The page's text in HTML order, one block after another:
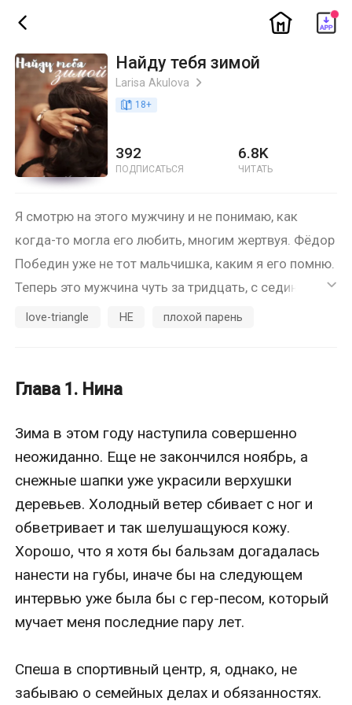
ic_back ic_home
Найду тебя зимой
Larisa Akulova ic_arrow_right
book_age 18+
392
ПОДПИСАТЬСЯ
6.8K
ЧИТАТЬ
Я смотрю на этого мужчину и не понимаю, как
когда-то могла его любить, многим жертвуя. Фёдор
Победин уже не тот мальчишка, каким я его помню.
Теперь это мужчина чуть за тридцать, с сединой на
висках. Пусть он все такой же красивый,
иначе он может узнать о ней, нашей дочери,
ic_default
love-triangle HE плохой парень
Глава 1. Нина
Зима в этом году наступила совершенно
неожиданно. Еще не закончился ноябрь, а
снежные шапки уже украсили верхушки
деревьев. Холодный ветер сбивает с ног и
обветривает и так шелушащуюся кожу.
Хорошо, что я хотя бы бальзам догадалась
нанести на губы, иначе бы на следующем
интервью уже была бы с гер-песом, который
мучает меня последние пару лет.
Спеша в спортивный центр, я, однако, не
забываю о семейных делах и обязанностях.